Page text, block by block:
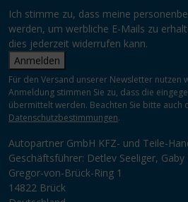
Ich stimme zu, dass meine
werden, um werbliche E-Mails zu
dies jederzeit widerrufen kann.
Anmelden
Für den Versand unserer Newsletter nutzen
Anmeldung stimmen Sie zu, dass die
übermittelt werden. Beachten Sie bitte auch
Datenschutzbestimmungen.
Autopartner GmbH KFZ- und Teile-
Geschäftsführer: Detlev Seeliger,
Gregor-von-Brück-Ring 1
14822 Brück